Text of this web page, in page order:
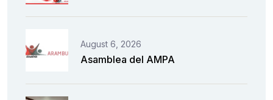
August 6, 2026
Asamblea del AMPA